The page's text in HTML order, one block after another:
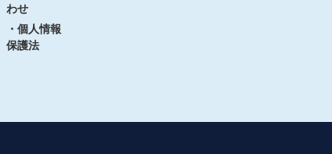
わせ
・個人情報
保護法